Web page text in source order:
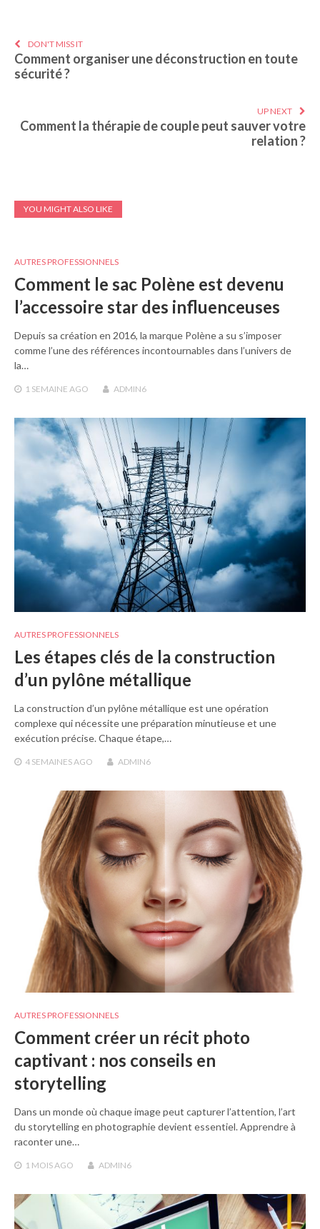
DON'T MISS IT
Comment organiser une déconstruction en toute
sécurité ?
UP NEXT
Comment la thérapie de couple peut sauver votre
relation ?
YOU MIGHT ALSO LIKE
AUTRES PROFESSIONNELS
Comment le sac Polène est devenu
l’accessoire star des influenceuses
Depuis sa création en 2016, la marque Polène a su s’imposer
comme l’une des références incontournables dans l’univers de
la…
1 SEMAINE AGO ADMIN6
AUTRES PROFESSIONNELS
Les étapes clés de la construction
d’un pylône métallique
La construction d’un pylône métallique est une opération
complexe qui nécessite une préparation minutieuse et une
exécution précise. Chaque étape,…
4 SEMAINESAGO ADMIN6
AUTRES PROFESSIONNELS
Comment créer un récit photo
captivant : nos conseils en
storytelling
Dans un monde où chaque image peut capturer l’attention, l’art
du storytelling en photographie devient essentiel. Apprendre à
raconter une…
1 MOISAGO ADMIN6